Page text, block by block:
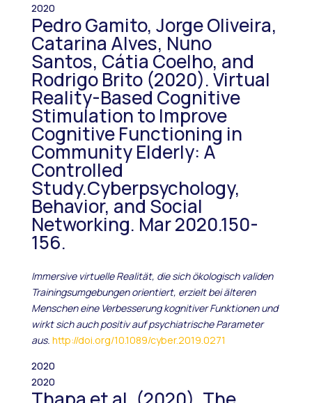
2020
Pedro Gamito, Jorge Oliveira,
Catarina Alves, Nuno
Santos, Cátia Coelho, and
Rodrigo Brito (2020). Virtual
Reality-Based Cognitive
Stimulation to Improve
Cognitive Functioning in
Community Elderly: A
Controlled
Study.Cyberpsychology,
Behavior, and Social
Networking. Mar 2020.150-
156.
Immersive virtuelle Realität, die sich ökologisch validen
Trainingsumgebungen orientiert, erzielt bei älteren
Menschen eine Verbesserung kognitiver Funktionen und
wirkt sich auch positiv auf psychiatrische Parameter
aus. http://doi.org/10.1089/cyber.2019.0271
2020
2020